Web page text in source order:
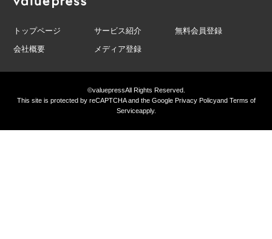
トップページ サービス紹介
無料会員登録
会社概要
メディア登録
©valuepressAll Rights Reserved.
This site is protected by reCAPTCHA and the GooglePrivacy Policyand Terms of
Serviceapply.